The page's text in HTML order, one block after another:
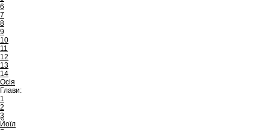
6
7
8
9
10
11
12
13
14
Осія
Глави:
1
2
3
Йоїл